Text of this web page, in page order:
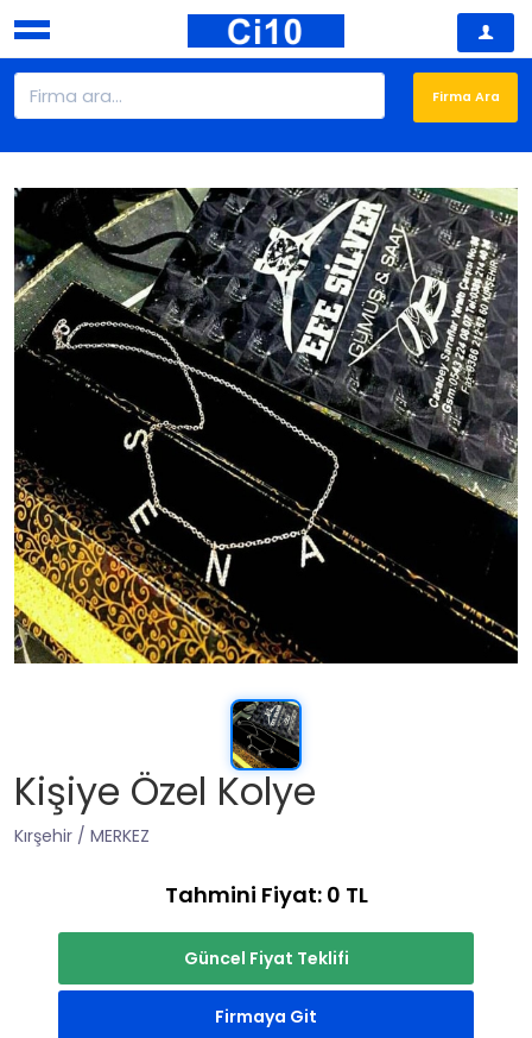
Kişiye Özel Kolye
Kırşehir / MERKEZ
Tahmini Fiyat: 0 TL
Güncel Fiyat Teklifi
Firmaya Git